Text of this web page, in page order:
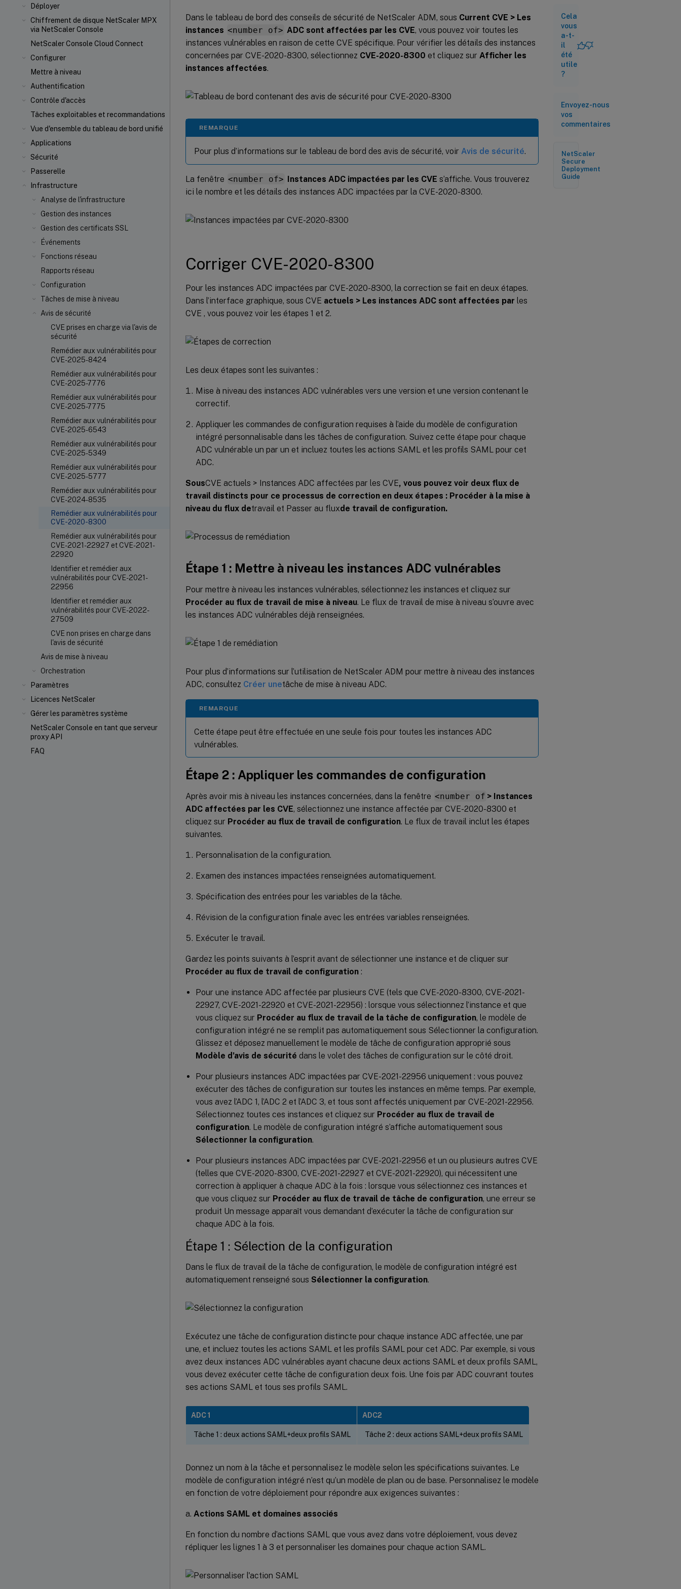
Déployer
Chiffrement de disque NetScaler MPX
via NetScaler Console
NetScaler Console Cloud Connect
Configurer
Mettre à niveau
Authentification
Contrôle d'accès
Tâches exploitables et recommandations
Vue d'ensemble du tableau de bord unifié
Applications
Sécurité
Passerelle
Infrastructure
Analyse de l'infrastructure
Gestion des instances
Gestion des certificats SSL
Événements
Fonctions réseau
Rapports réseau
Configuration
Tâches de mise à niveau
Avis de sécurité
CVE prises en charge via l'avis de
sécurité
Remédier aux vulnérabilités pour
CVE-2025-8424
Remédier aux vulnérabilités pour
CVE-2025-7776
Remédier aux vulnérabilités pour
CVE-2025-7775
Remédier aux vulnérabilités pour
CVE-2025-6543
Remédier aux vulnérabilités pour
CVE-2025-5349
Remédier aux vulnérabilités pour
CVE-2025-5777
Remédier aux vulnérabilités pour
CVE-2024-8535
Remédier aux vulnérabilités pour
CVE-2020-8300
Remédier aux vulnérabilités pour
CVE-2021-22927 et CVE-2021-
22920
Identifier et remédier aux
vulnérabilités pour CVE-2021-
22956
Identifier et remédier aux
vulnérabilités pour CVE-2022-
27509
CVE non prises en charge dans
l'avis de sécurité
Avis de mise à niveau
Orchestration
Paramètres
Licences NetScaler
Gérer les paramètres système
NetScaler Console en tant que serveur
proxy API
FAQ
Dans le tableau de bord des conseils de sécurité de NetScaler ADM, sous Current CVE > Les
instances <number of> ADC sont affectées par les CVE, vous pouvez voir toutes les
instances vulnérables en raison de cette CVE spécifique. Pour vérifier les détails des instances
concernées par CVE-2020-8300, sélectionnez CVE-2020-8300 et cliquez sur Afficher les
instances affectées.
REMARQUE
Pour plus d’informations sur le tableau de bord des avis de sécurité, voir Avis de sécurité.
La fenêtre <number of> Instances ADC impactées par les CVE s’affiche. Vous trouverez
ici le nombre et les détails des instances ADC impactées par la CVE-2020-8300.
Corriger CVE-2020-8300
Pour les instances ADC impactées par CVE-2020-8300, la correction se fait en deux étapes.
Dans l’interface graphique, sous CVE actuels > Les instances ADC sont affectées par les
CVE , vous pouvez voir les étapes 1 et 2.
Les deux étapes sont les suivantes :
Mise à niveau des instances ADC vulnérables vers une version et une version contenant le
correctif.
Appliquer les commandes de configuration requises à l’aide du modèle de configuration
intégré personnalisable dans les tâches de configuration. Suivez cette étape pour chaque
ADC vulnérable un par un et incluez toutes les actions SAML et les profils SAML pour cet
ADC.
SousCVE actuels > Instances ADC affectées par les CVE, vous pouvez voir deux flux de
travail distincts pour ce processus de correction en deux étapes : Procéder à la mise à
niveau du flux detravail et Passer au fluxde travail de configuration.
Étape 1 : Mettre à niveau les instances ADC vulnérables
Pour mettre à niveau les instances vulnérables, sélectionnez les instances et cliquez sur
Procéder au flux de travail de mise à niveau. Le flux de travail de mise à niveau s’ouvre avec
les instances ADC vulnérables déjà renseignées.
Pour plus d’informations sur l’utilisation de NetScaler ADM pour mettre à niveau des instances
ADC, consultez Créer unetâche de mise à niveau ADC.
REMARQUE
Cette étape peut être effectuée en une seule fois pour toutes les instances ADC
vulnérables.
Étape 2 : Appliquer les commandes de configuration
Après avoir mis à niveau les instances concernées, dans la fenêtre <number of > Instances
ADC affectées par les CVE, sélectionnez une instance affectée par CVE-2020-8300 et
cliquez sur Procéder au flux de travail de configuration. Le flux de travail inclut les étapes
suivantes.
Personnalisation de la configuration.
Examen des instances impactées renseignées automatiquement.
Spécification des entrées pour les variables de la tâche.
Révision de la configuration finale avec les entrées variables renseignées.
Exécuter le travail.
Gardez les points suivants à l’esprit avant de sélectionner une instance et de cliquer sur
Procéder au flux de travail de configuration :
Pour une instance ADC affectée par plusieurs CVE (tels que CVE-2020-8300, CVE-2021-
22927, CVE-2021-22920 et CVE-2021-22956) : lorsque vous sélectionnez l’instance et que
vous cliquez sur Procéder au flux de travail de la tâche de configuration, le modèle de
configuration intégré ne se remplit pas automatiquement sous Sélectionner la configuration.
Glissez et déposez manuellement le modèle de tâche de configuration approprié sous
Modèle d’avis de sécurité dans le volet des tâches de configuration sur le côté droit.
Pour plusieurs instances ADC impactées par CVE-2021-22956 uniquement : vous pouvez
exécuter des tâches de configuration sur toutes les instances en même temps. Par exemple,
vous avez l’ADC 1, l’ADC 2 et l’ADC 3, et tous sont affectés uniquement par CVE-2021-22956.
Sélectionnez toutes ces instances et cliquez sur Procéder au flux de travail de
configuration. Le modèle de configuration intégré s’affiche automatiquement sous
Sélectionner la configuration.
Pour plusieurs instances ADC impactées par CVE-2021-22956 et un ou plusieurs autres CVE
(telles que CVE-2020-8300, CVE-2021-22927 et CVE-2021-22920), qui nécessitent une
correction à appliquer à chaque ADC à la fois : lorsque vous sélectionnez ces instances et
que vous cliquez sur Procéder au flux de travail de tâche de configuration, une erreur se
produit Un message apparaît vous demandant d’exécuter la tâche de configuration sur
chaque ADC à la fois.
Étape 1 : Sélection de la configuration
Dans le flux de travail de la tâche de configuration, le modèle de configuration intégré est
automatiquement renseigné sous Sélectionner la configuration.
Exécutez une tâche de configuration distincte pour chaque instance ADC affectée, une par
une, et incluez toutes les actions SAML et les profils SAML pour cet ADC. Par exemple, si vous
avez deux instances ADC vulnérables ayant chacune deux actions SAML et deux profils SAML,
vous devez exécuter cette tâche de configuration deux fois. Une fois par ADC couvrant toutes
ses actions SAML et tous ses profils SAML.
ADC 1 ADC2
Tâche 1 : deux actions SAML+deux profils SAML Tâche 2 : deux actions SAML+deux profils SAML
Donnez un nom à la tâche et personnalisez le modèle selon les spécifications suivantes. Le
modèle de configuration intégré n’est qu’un modèle de plan ou de base. Personnalisez le modèle
en fonction de votre déploiement pour répondre aux exigences suivantes :
a. Actions SAML et domaines associés
En fonction du nombre d’actions SAML que vous avez dans votre déploiement, vous devez
répliquer les lignes 1 à 3 et personnaliser les domaines pour chaque action SAML.
Cela
vous
a-t-
il
été
utile
?
Envoyez-nous
vos
commentaires
NetScaler
Secure
Deployment
Guide